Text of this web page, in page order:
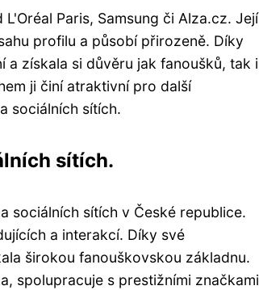
Paris, Samsung či Alza.cz. Její
profilu a působí přirozeně. Díky
získala si důvěru jak fanoušků, tak i
ji činí atraktivní pro další
sociálních sítích.
sítích.
sociálních sítích v České republice.
a interakcí. Díky své
širokou fanouškovskou základnu.
spolupracuje s prestižními značkami